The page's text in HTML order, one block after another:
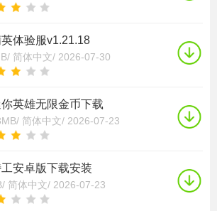
体验服v1.21.18
简体中文/ 2026-07-30
英雄无限金币下载
简体中文/ 2026-07-23
安卓版下载安装
简体中文/ 2026-07-23